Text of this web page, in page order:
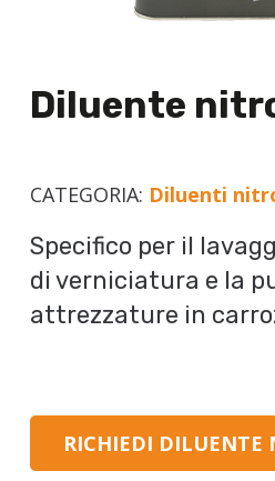
Diluente
CATEGORIA: Diluenti
Specifico per il
di verniciatura e la
attrezzature in
RICHIEDI DILUENTE